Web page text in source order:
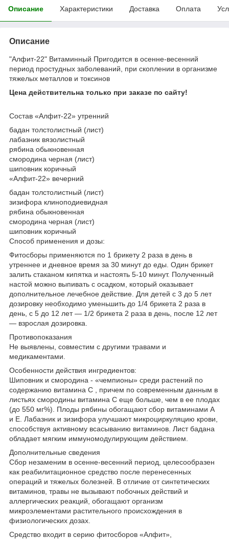
Описание Характеристики Доставка Оплата
Описание
"Алфит-22" Витаминный Пригодится в осенне-весенний
период простудных заболеваний, при скоплении в организме
тяжелых металлов и токсинов
Цена действительна только при заказе по сайту!
Состав «Алфит-22» утренний
бадан толстолистный (лист)
лабазник вязолистный
рябина обыкновенная
смородина черная (лист)
шиповник коричный
«Алфит-22» вечерний
бадан толстолистный (лист)
зизифора клиноподиевидная
рябина обыкновенная
смородина черная (лист)
шиповник коричный
Способ применения и дозы:
Фитосборы применяются по 1 брикету 2 раза в день в
утреннее и дневное время за 30 минут до еды. Один брикет
залить стаканом кипятка и настоять 5-10 минут. Полученный
настой можно выпивать с осадком, который оказывает
дополнительное лечебное действие. Для детей с 3 до 5 лет
дозировку необходимо уменьшить до 1/4 брикета 2 раза в
день, с 5 до 12 лет — 1/2 брикета 2 раза в день, после 12 лет
— взрослая дозировка.
Противопоказания
Не выявлены, совместим с другими травами и
медикаментами.
Особенности действия ингредиентов:
Шиповник и смородина - «чемпионы» среди растений по
содержанию витамина С , причем по современным данным в
листьях смородины витамина С еще больше, чем в ее плодах
(до 550 мг%). Плоды рябины обогащают сбор витаминами А
и Е. Лабазник и зизифора улучшают микроциркуляцию крови,
способствуя активному всасыванию витаминов. Лист бадана
обладает мягким иммуномодулирующим действием.
Дополнительные сведения
Сбор незаменим в осенне-весенний период, целесообразен
как реабилитационное средство после перенесенных
операций и тяжелых болезней. В отличие от синтетических
витаминов, травы не вызывают побочных действий и
аллергических реакций, обогащают организм
микроэлементами растительного происхождения в
физиологических дозах.
Средство входит в серию фитосборов «Алфит»,